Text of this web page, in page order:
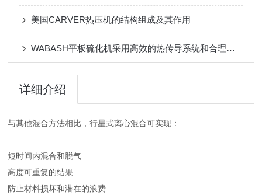
美国CARVER热压机的结构组成及其作用
WABASH平板硫化机采用高效的热传导系统和合理的加热设计
详细介绍
与其他混合方法相比，行星式离心混合可实现：
短时间内混合和脱气
高度可重复的结果
防止材料损坏和潜在的浪费